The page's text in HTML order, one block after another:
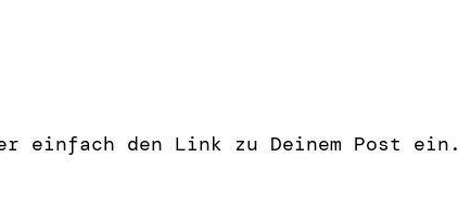
einfach den Link zu Deinem Post ein.